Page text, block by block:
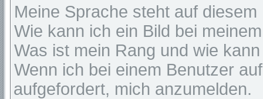
Meine Sprache steht auf
Wie kann ich ein Bild bei
Was ist mein Rang und wie
Wenn ich bei einem Benutzer
aufgefordert, mich anzumelden.